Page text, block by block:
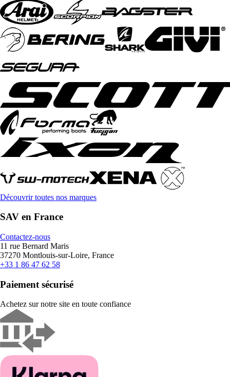
Découvrir toutes nos marques
SAV en France
Contactez-nous
11 rue Bernard Maris
37270 Montlouis-sur-Loire, France
+33 1 86 47 62 58
Paiement sécurisé
Achetez sur notre site en toute confiance